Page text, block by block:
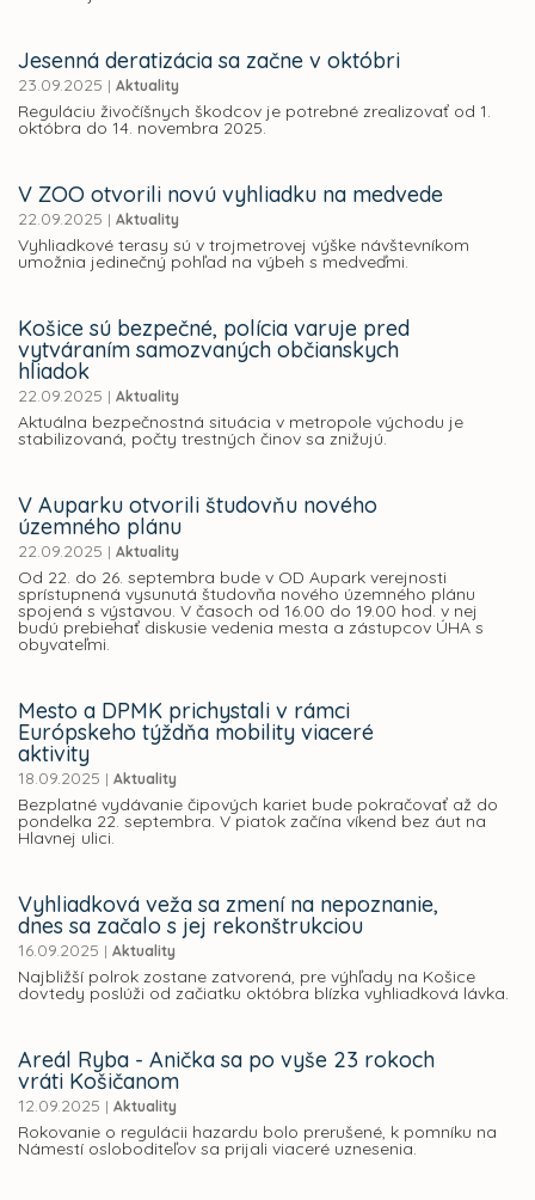
Jesenná deratizácia sa začne v októbri
23.09.2025 | Aktuality
Reguláciu živočíšnych škodcov je potrebné zrealizovať od 1.
októbra do 14. novembra 2025.
V ZOO otvorili novú vyhliadku na medvede
22.09.2025 | Aktuality
Vyhliadkové terasy sú v trojmetrovej výške návštevníkom
umožnia jedinečný pohľad na výbeh s medveďmi.
Košice sú bezpečné, polícia varuje pred
vytváraním samozvaných občianskych
hliadok
22.09.2025 | Aktuality
Aktuálna bezpečnostná situácia v metropole východu je
stabilizovaná, počty trestných činov sa znižujú.
V Auparku otvorili študovňu nového
územného plánu
22.09.2025 | Aktuality
Od 22. do 26. septembra bude v OD Aupark verejnosti
sprístupnená vysunutá študovňa nového územného plánu
spojená s výstavou. V časoch od 16.00 do 19.00 hod. v nej
budú prebiehať diskusie vedenia mesta a zástupcov ÚHA s
obyvateľmi.
Mesto a DPMK prichystali v rámci
Európskeho týždňa mobility viaceré
aktivity
18.09.2025 | Aktuality
Bezplatné vydávanie čipových kariet bude pokračovať až do
pondelka 22. septembra. V piatok začína víkend bez áut na
Hlavnej ulici.
Vyhliadková veža sa zmení na nepoznanie,
dnes sa začalo s jej rekonštrukciou
16.09.2025 | Aktuality
Najbližší polrok zostane zatvorená, pre výhľady na Košice
dovtedy poslúži od začiatku októbra blízka vyhliadková lávka.
Areál Ryba - Anička sa po vyše 23 rokoch
vráti Košičanom
12.09.2025 | Aktuality
Rokovanie o regulácii hazardu bolo prerušené, k pomníku na
Námestí osloboditeľov sa prijali viaceré uznesenia.